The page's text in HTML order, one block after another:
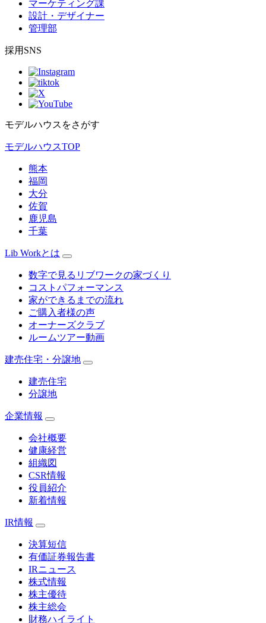
マーケティング課
設計・デザイナー
管理部
採用SNS
モデルハウスをさがす
モデルハウスTOP
熊本
福岡
大分
佐賀
鹿児島
千葉
Lib Workとは
数字で見るリブワークの家づくり
コストパフォーマンス
家ができるまでの流れ
ご購入者様の声
オーナーズクラブ
ルームツアー動画
建売住宅・分譲地
建売住宅
分譲地
企業情報
会社概要
健康経営
組織図
CSR情報
役員紹介
新着情報
IR情報
決算短信
有価証券報告書
IRニュース
株式情報
株主優待
株主総会
財務ハイライト